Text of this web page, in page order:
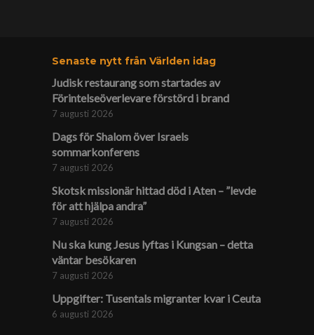
Senaste nytt från Världen idag
Judisk restaurang som startades av
Förintelse­överlevare förstörd i brand
7 augusti 2026
Dags för Shalom över Israels
sommarkonferens
7 augusti 2026
Skotsk missionär hittad död i Aten – ”levde
för att hjälpa andra”
7 augusti 2026
Nu ska kung Jesus lyftas i Kungsan – detta
väntar besökaren
7 augusti 2026
Uppgifter: Tusentals migranter kvar i Ceuta
6 augusti 2026